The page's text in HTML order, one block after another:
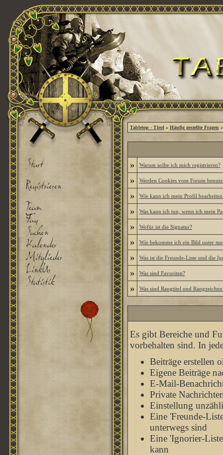
Tabletop - Tirol » Häufig gestellte Fragen
» Warum sollte ich mich registrieren?
» Werden Cookies vom Forum
» Wie kann ich mein Profil
» Was kann ich tun, wenn ich mein
» Wofür ist die Signatur?
» Wie bekomme ich ein Bild unter
» Was ist die Freunde-Liste und die
» Was sind Favoriten?
» Was sind Rangtitel und
Es gibt Bereiche und
vorbehalten sind. In
Beiträge erstellen
Eigene Beiträge
E-Mail-
Private
Einstellung
Eine 'Freunde-
unterwegs sind
Eine 'Ignorier-
kann